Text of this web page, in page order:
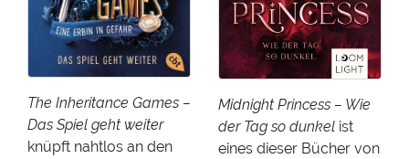
The Inheritance Games –
Das Spiel geht weiter
knüpft nahtlos an den
Midnight Princess – Wie
der Tag so dunkel ist
eines dieser Bücher von